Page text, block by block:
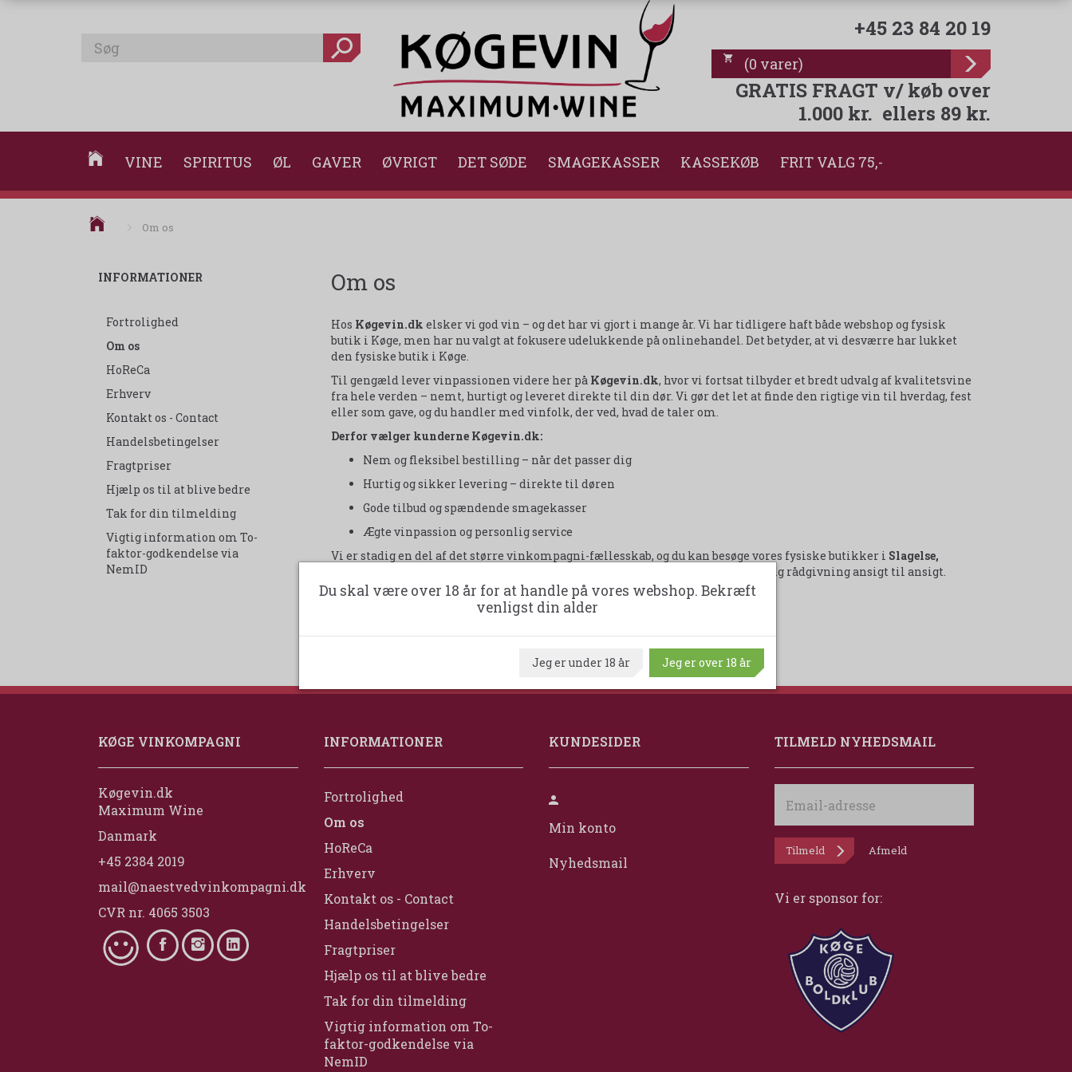
+45 23 84 20 19
(0 varer)
GRATIS FRAGT v/ køb over
1.000 kr. ellers 89 kr.
VINE SPIRITUS ØL GAVER ØVRIGT DET SØDE SMAGEKASSER KASSEKØB FRIT VALG 75,-
Om os
INFORMATIONER
Fortrolighed
Om os
HoReCa
Erhverv
Kontakt os - Contact
Handelsbetingelser
Fragtpriser
Hjælp os til at blive bedre
Tak for din tilmelding
Vigtig information om To-
faktor-godkendelse via
NemID
Om os
Hos Køgevin.dk elsker vi god vin – og det har vi gjort i mange år. Vi har tidligere haft både webshop og fysisk
butik i Køge, men har nu valgt at fokusere udelukkende på onlinehandel. Det betyder, at vi desværre har lukket
den fysiske butik i Køge.
Til gengæld lever vinpassionen videre her på Køgevin.dk, hvor vi fortsat tilbyder et bredt udvalg af kvalitetsvine
fra hele verden – nemt, hurtigt og leveret direkte til din dør. Vi gør det let at finde den rigtige vin til hverdag, fest
eller som gave, og du handler med vinfolk, der ved, hvad de taler om.
Derfor vælger kunderne Køgevin.dk:
Nem og fleksibel bestilling – når det passer dig
Hurtig og sikker levering – direkte til døren
Gode tilbud og spændende smagekasser
Ægte vinpassion og personlig service
Vi er stadig en del af det større vinkompagni-fællesskab, og du kan besøge vores fysiske butikker i Slagelse,
, hvis du vil opleve vinene på tæt hold og få personlig rådgivning ansigt til ansigt.
Velkommen til Køgevin.dk – din vinhandel på nettet, med rødder i det lokale.
KØGE VINKOMPAGNI
Køgevin.dk
Maximum Wine
Danmark
+45 2384 2019
mail@naestvedvinkompagni.dk
CVR nr. 4065 3503
INFORMATIONER
Fortrolighed
Om os
HoReCa
Erhverv
Kontakt os - Contact
Handelsbetingelser
Fragtpriser
Hjælp os til at blive bedre
Tak for din tilmelding
Vigtig information om To-
faktor-godkendelse via
NemID
KUNDESIDER
Min konto
Nyhedsmail
TILMELD NYHEDSMAIL
adresse
Tilmeld Afmeld
Vi er sponsor for:
Du skal være over 18 år for at handle på vores webshop. Bekræft
venligst din alder
Jeg er under 18 år Jeg er over 18 år